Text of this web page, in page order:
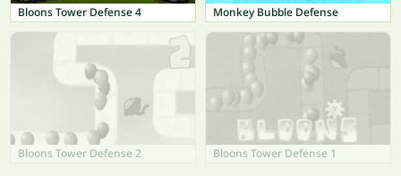
Bloons Tower Defense 4 Monkey Bubble Defense
Bloons Tower Defense 2 Bloons Tower Defense 1